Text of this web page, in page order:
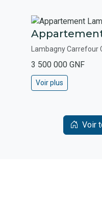
Lambagny Carrefour
3 500 000 GNF
Voir plus
Voir